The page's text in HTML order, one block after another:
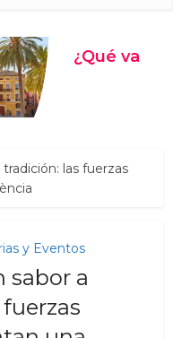
las fuerzas
y Eventos
sabor a